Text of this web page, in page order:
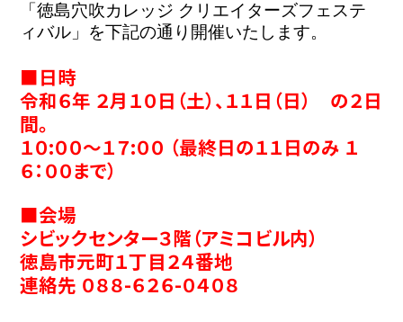
「徳島穴吹カレッジ クリエイターズフェステ
ィバル」を下記の通り開催いたします。
■日時
令和６年 ２月１０日（土）、１１日（日）　の２日
間。
１０:００～１７:００ （最終日の１１日のみ １
６：００まで）
■会場
シビックセンター３階（アミコビル内）
徳島市元町１丁目２４番地
連絡先 ０８８-６２６-０４０８